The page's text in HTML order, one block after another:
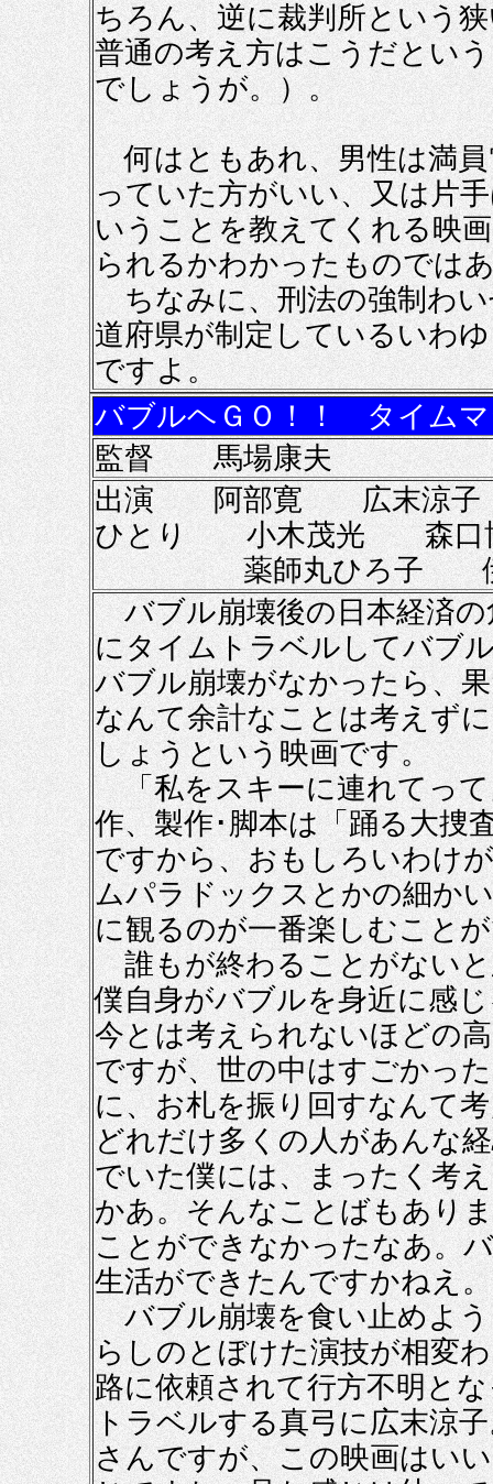
ちろん、逆に裁判所という
普通の考え方はこうだとい
でしょうが。）。
何はともあれ、男性は満員
っていた方がいい、又は片
いうことを教えてくれる映
られるかわかったものでは
ちなみに、刑法の強制わい
道府県が制定しているいわ
ですよ。
バブルヘＧＯ！！ タイムマ
監督 馬場康夫
出演 阿部寛 広末涼
ひとり 小木茂光 森口
薬師丸ひろ子
バブル崩壊後の日本経済の
にタイムトラベルしてバブ
バブル崩壊がなかったら、
なんて余計なことは考えず
しょうという映画です。
「私をスキーに連れてって
作、製作･脚本は「踊る大捜
ですから、おもしろいわけ
ムパラドックスとかの細か
に観るのが一番楽しむこと
誰もが終わることがないと
僕自身がバブルを身近に感
今とは考えられないほどの
ですが、世の中はすごかっ
に、お札を振り回すなんて
どれだけ多くの人があんな
でいた僕には、まったく考
かあ。そんなことばもあり
ことができなかったなあ。
生活ができたんですかねえ。
バブル崩壊を食い止めよう
らしのとぼけた演技が相変
路に依頼されて行方不明と
トラベルする真弓に広末涼
さんですが、この映画はい